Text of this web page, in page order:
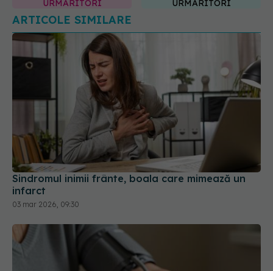
URMĂRITORI URMĂRITORI
ARTICOLE SIMILARE
Sindromul inimii frânte, boala care mimează un
infarct
03 mar 2026, 09:30